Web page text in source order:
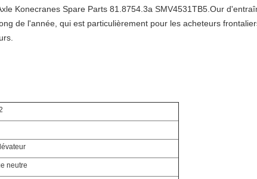
Konecranes Spare Parts 81.8754.3a SMV4531TB5.Our d'
de l'année, qui est particulièrement pour les acheteurs
neutre